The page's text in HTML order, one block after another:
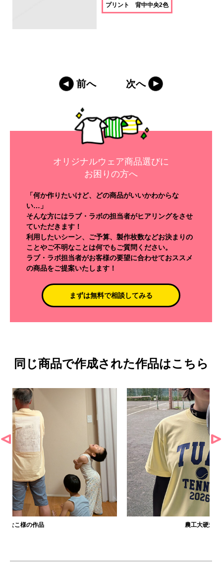
プリント 背中中央2色
前へ 次へ
オリジナルウェア商品選びに
お困りの方へ
「何か作りたいけど、どの商品がいいかわからな
い…」
そんな方にはラブ・ラボの担当者がヒアリングをさせ
ていただきます！
利用したいシーン、ご予算、製作枚数などお決まりの
ことやご不明なことは何でもご質問ください。
ラブ・ラボ担当者がお客様の要望に合わせておススメ
の商品をご提案いたします！
まずは無料で相談してみる
同じ商品で作成された作品はこちら